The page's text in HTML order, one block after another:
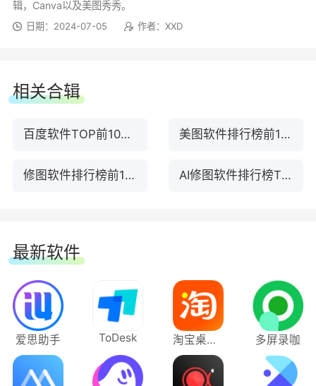
辑，Canva以及美图秀秀。
日期：2024-07-05 作者：XXD
相关合辑
百度软件TOP前10名下载 美图软件排行榜前10名下载
修图软件排行榜前10名下载 AI修图软件排行榜TOP10下载
最新软件
爱思助手 ToDesk 淘宝桌面版 多屏录咖